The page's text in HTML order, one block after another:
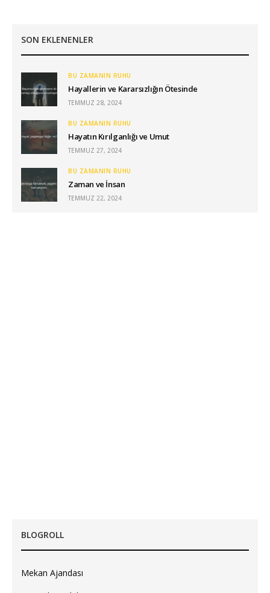
SON EKLENENLER
BU ZAMANIN RUHU
Hayallerin ve Kararsızlığın Ötesinde
TEMMUZ 28, 2024
BU ZAMANIN RUHU
Hayatın Kırılganlığı ve Umut
TEMMUZ 27, 2024
BU ZAMANIN RUHU
Zaman ve İnsan
TEMMUZ 22, 2024
BLOGROLL
Mekan Ajandası